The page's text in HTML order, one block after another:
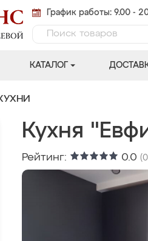
График работы: 9.00 -
КАТАЛОГ
Кухня
Рейтинг: 0.0 (0